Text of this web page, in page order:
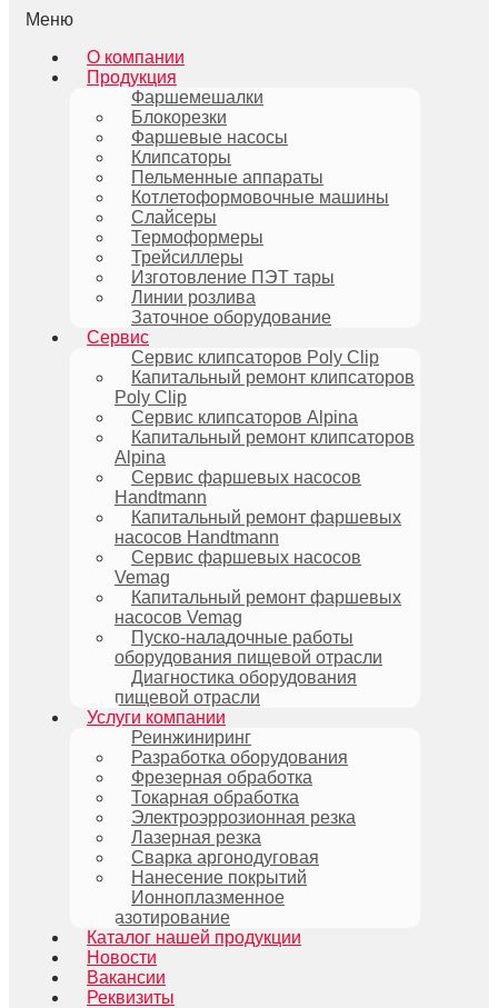
Меню
О компании
Продукция
Фаршемешалки
Блокорезки
Фаршевые насосы
Клипсаторы
Пельменные аппараты
Котлетоформовочные машины
Слайсеры
Термоформеры
Трейсиллеры
Изготовление ПЭТ тары
Линии розлива
Заточное оборудование
Сервис
Сервис клипсаторов Poly Clip
Капитальный ремонт клипсаторов
Poly Clip
Сервис клипсаторов Alpina
Капитальный ремонт клипсаторов
Alpina
Сервис фаршевых насосов
Handtmann
Капитальный ремонт фаршевых
насосов Handtmann
Сервис фаршевых насосов
Vemag
Капитальный ремонт фаршевых
насосов Vemag
Пуско-наладочные работы
оборудования пищевой отрасли
Диагностика оборудования
пищевой отрасли
Услуги компании
Реинжиниринг
Разработка оборудования
Фрезерная обработка
Токарная обработка
Электроэррозионная резка
Лазерная резка
Сварка аргонодуговая
Нанесение покрытий
Ионноплазменное
азотирование
Каталог нашей продукции
Новости
Вакансии
Реквизиты